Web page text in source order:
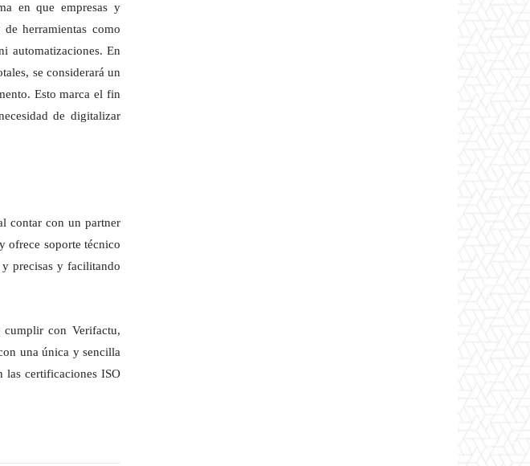
en que empresas y
herramientas como
automatizaciones. En
se considerará un
Esto marca el fin
de digitalizar
contar con un partner
ofrece soporte técnico
y precisas y facilitando
con Verifactu,
una única y sencilla
las certificaciones ISO